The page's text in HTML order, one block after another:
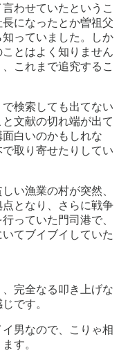
わせていたというこ
になったとか曽祖父
っていました。しか
とはよく知りません
これまで追究するこ
検索しても出てない
文献の切れ端が出て
白いのかもしれな
取り寄せたりしてい
い漁業の村が突然、
となり、さらに戦争
っていた門司港で、
てブイブイしていた
完全なる叩き上げな
です。
男なので、こりゃ相
す。